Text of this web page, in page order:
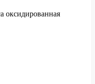
оксидированная